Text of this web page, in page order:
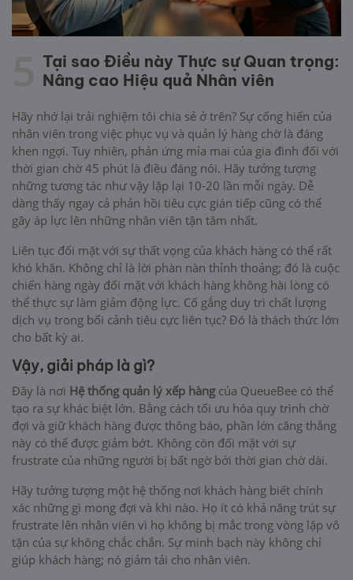
Tại sao Điều này Thực sự Quan trọng:
Nâng cao Hiệu quả Nhân viên
Hãy nhớ lại trải nghiệm tôi chia sẻ ở trên? Sự cống hiến của
nhân viên trong việc phục vụ và quản lý hàng chờ là đáng
khen ngợi. Tuy nhiên, phản ứng mỉa mai của gia đình đối với
thời gian chờ 45 phút là điều đáng nói. Hãy tưởng tượng
những tương tác như vậy lặp lại 10-20 lần mỗi ngày. Dễ
dàng thấy ngay cả phản hồi tiêu cực gián tiếp cũng có thể
gây áp lực lên những nhân viên tận tâm nhất.
Liên tục đối mặt với sự thất vọng của khách hàng có thể rất
khó khăn. Không chỉ là lời phàn nàn thỉnh thoảng; đó là cuộc
chiến hàng ngày đối mặt với khách hàng không hài lòng có
thể thực sự làm giảm động lực. Cố gắng duy trì chất lượng
dịch vụ trong bối cảnh tiêu cực liên tục? Đó là thách thức lớn
cho bất kỳ ai.
Vậy, giải pháp là gì?
Đây là nơi Hệ thống quản lý xếp hàngcủa QueueBee có thể
tạo ra sự khác biệt lớn. Bằng cách tối ưu hóa quy trình chờ
đợi và giữ khách hàng được thông báo, phần lớn căng thẳng
này có thể được giảm bớt. Không còn đối mặt với sự
frustrate của những người bị bất ngờ bởi thời gian chờ dài.
Hãy tưởng tượng một hệ thống nơi khách hàng biết chính
xác những gì mong đợi và khi nào. Họ ít có khả năng trút sự
frustrate lên nhân viên vì họ không bị mắc trong vòng lặp vô
tận của sự không chắc chắn. Sự minh bạch này không chỉ
giúp khách hàng; nó giảm tải cho nhân viên.